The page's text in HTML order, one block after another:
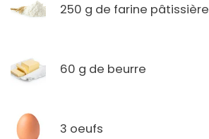
250 g de farine pâtissière
60 g de beurre
3 oeufs